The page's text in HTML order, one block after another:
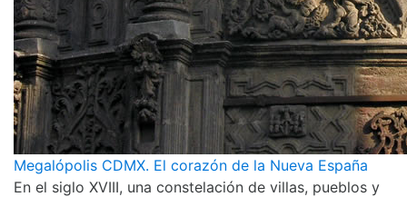
Megalópolis CDMX. El corazón de la Nueva España
En el siglo XVIII, una constelación de villas, pueblos y